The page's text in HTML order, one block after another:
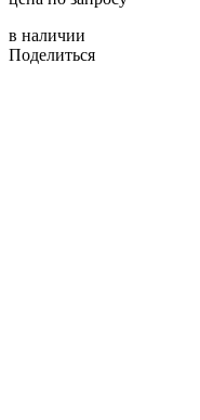
в наличии
Поделиться